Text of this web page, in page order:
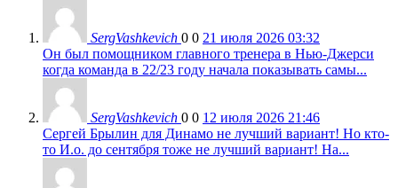
SergVashkevich 0 0 21 июля 2026 03:32
Он был помощником главного тренера в Нью-Джерси
когда команда в 22/23 году начала показывать самы...
SergVashkevich 0 0 12 июля 2026 21:46
Сергей Брылин для Динамо не лучший вариант! Но кто-
то И.о. до сентября тоже не лучший вариант! На...